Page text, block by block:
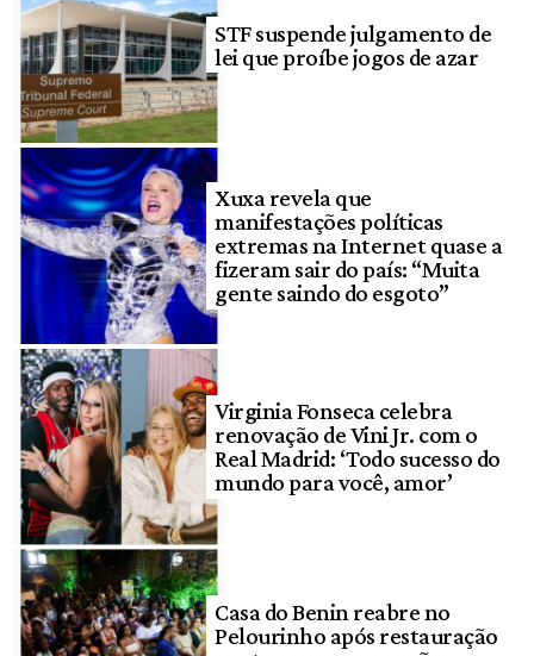
STF suspende julgamento de
lei que proíbe jogos de azar
Xuxa revela que
manifestações políticas
extremas na Internet quase a
fizeram sair do país: “Muita
gente saindo do esgoto”
Virginia Fonseca celebra
renovação de Vini Jr. com o
Real Madrid: ‘Todo sucesso do
mundo para você, amor’
Casa do Benin reabre no
Pelourinho após restauração